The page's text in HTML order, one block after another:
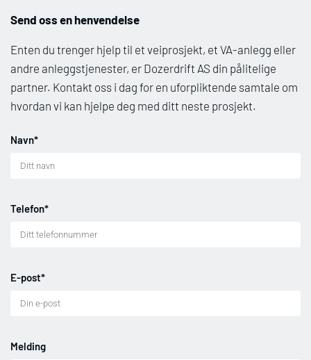
Send oss en henvendelse
Enten du trenger hjelp til et veiprosjekt, et VA-anlegg eller
andre anleggstjenester, er Dozerdrift AS din pålitelige
partner. Kontakt oss i dag for en uforpliktende samtale om
hvordan vi kan hjelpe deg med ditt neste prosjekt.
Navn*
Telefon*
E-post*
Melding